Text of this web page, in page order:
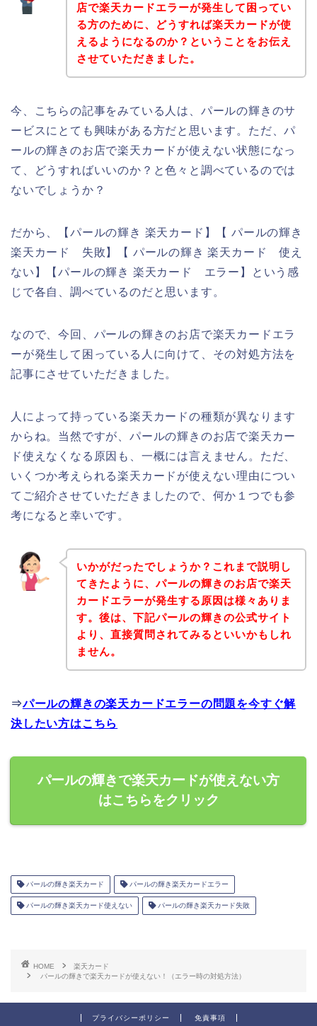
店で楽天カードエラーが発生して困ってい
る方のために、どうすれば楽天カードが使
えるようになるのか？ということをお伝え
させていただきました。
今、こちらの記事をみている人は、パールの輝きのサ
ービスにとても興味がある方だと思います。ただ、パ
ールの輝きのお店で楽天カードが使えない状態になっ
て、どうすればいいのか？と色々と調べているのでは
ないでしょうか？
だから、【パールの輝き 楽天カード】【 パールの輝き
楽天カード 失敗】【 パールの輝き 楽天カード 使え
ない】【パールの輝き 楽天カード エラー】という感
じで各自、調べているのだと思います。
なので、今回、パールの輝きのお店で楽天カードエラ
ーが発生して困っている人に向けて、その対処方法を
記事にさせていただきました。
人によって持っている楽天カードの種類が異なります
からね。当然ですが、パールの輝きのお店で楽天カー
ド使えなくなる原因も、一概には言えません。ただ、
いくつか考えられる楽天カードが使えない理由につい
てご紹介させていただきましたので、何か１つでも参
考になると幸いです。
いかがだったでしょうか？これまで説明し
てきたように、パールの輝きのお店で楽天
カードエラーが発生する原因は様々ありま
す。後は、下記パールの輝きの公式サイト
より、直接質問されてみるといいかもしれ
ません。
⇒パールの輝きの楽天カードエラーの問題を今すぐ解
決したい方はこちら
パールの輝きで楽天カードが使えない方
はこちらをクリック
パールの輝き楽天カード パールの輝き楽天カードエラー
パールの輝き楽天カード使えない パールの輝き楽天カード失敗
HOME
楽天カード
パールの輝きで楽天カードが使えない！（エラー時の対処方法）
プライバシーポリシー 免責事項